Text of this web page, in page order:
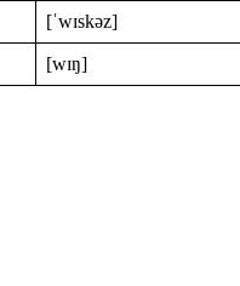
[ˈwɪskəz]
[wɪŋ]